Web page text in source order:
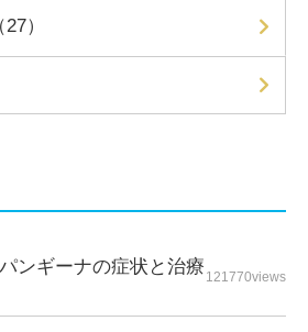
）
ンギーナの症状と治療 121770views